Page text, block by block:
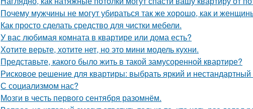
Почему мужчины не могут убираться так же хорошо, как и
Как просто сделать средство для чистки мебели.
У вас любимая комната в квартире или дома есть?
Хотите верьте, хотите нет, но это мини модель кухни.
Представьте, какого было жить в такой замусоренной квартире?
Рисковое решение для квартиры: выбрать яркий и нестандартный
С социализмом нас?
Мозги в честь первого сентября разомнём.